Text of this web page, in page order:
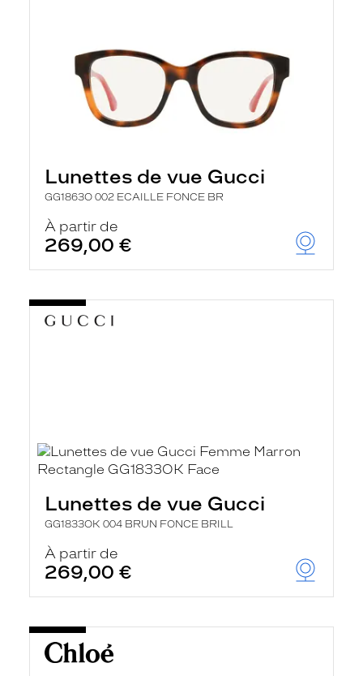
Lunettes de vue Gucci
GG1863O 002 ECAILLE FONCE BR
À partir de
269,00 €
Lunettes de vue Gucci
GG1833OK 004 BRUN FONCE BRILL
À partir de
269,00 €